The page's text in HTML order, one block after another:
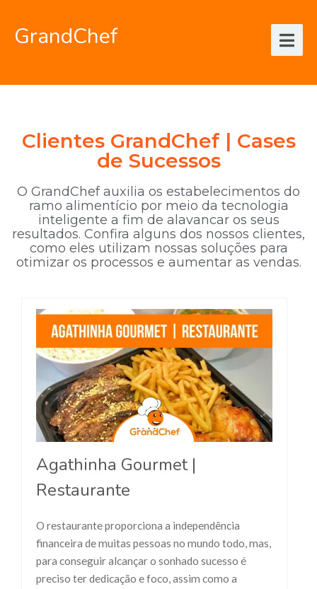
GrandChef
Clientes GrandChef | Cases
de Sucessos
O GrandChef auxilia os estabelecimentos do
ramo alimentício por meio da tecnologia
inteligente a fim de alavancar os seus
resultados. Confira alguns dos nossos clientes,
como eles utilizam nossas soluções para
otimizar os processos e aumentar as vendas.
Agathinha Gourmet |
Restaurante
O restaurante proporciona a independência
financeira de muitas pessoas no mundo todo, mas,
para conseguir alcançar o sonhado sucesso é
preciso ter dedicação e foco, assim como a